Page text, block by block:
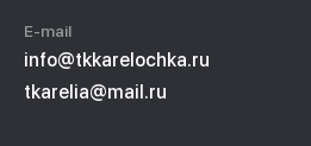
E-mail
info@tkkarelochka.ru
tkarelia@mail.ru